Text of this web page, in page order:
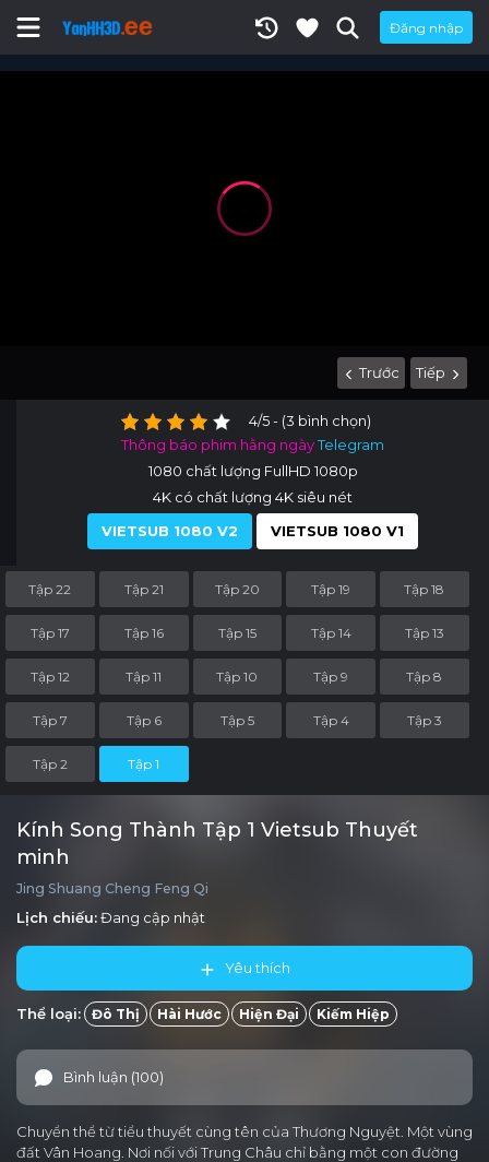
Đăng nhập
Trước Tiếp
4/5 - (3 bình chọn)
Thông báo phim hằng ngàyTelegram
1080 chất lượng FullHD 1080p
4K có chất lượng 4K siêu nét
VIETSUB 1080 V2
VIETSUB 1080 V1
Tập 22 Tập 21 Tập 20 Tập 19 Tập 18
Tập 17 Tập 16 Tập 15 Tập 14 Tập 13
Tập 12 Tập 11 Tập 10 Tập 9 Tập 8
Tập 7 Tập 6 Tập 5 Tập 4 Tập 3
Tập 2 Tập 1
Kính Song Thành Tập 1 Vietsub Thuyết
minh
Jing Shuang Cheng Feng Qi
Lịch chiếu:Đang cập nhật
Yêu thích
Thể loại: Đô Thị Hài Hước Hiện Đại Kiếm Hiệp
Bình luận (100)
Chuyển thể từ tiểu thuyết cùng tên của Thương Nguyệt. Một vùng
đất Vân Hoang. Nơi nối với Trung Châu chỉ bằng một con đường